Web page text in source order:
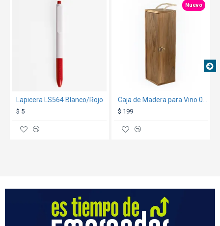
Lapicera LS564 Blanco/Rojo
$ 5
Nuevo
$ 199